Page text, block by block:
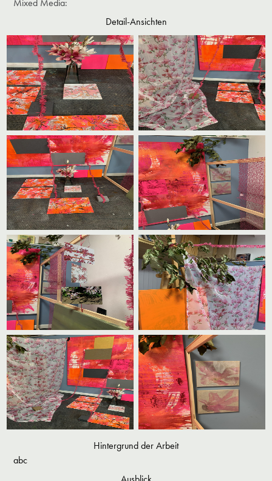
Mixed Media:
Detail-Ansichten
Hintergrund der Arbeit
abc